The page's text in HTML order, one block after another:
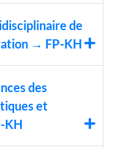
de
→ FP-KH
des
et
KH